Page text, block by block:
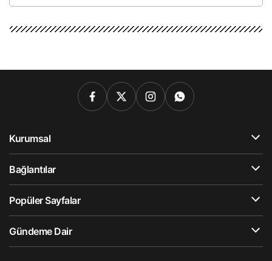
Kurumsal
Bağlantılar
Popüler Sayfalar
Gündeme Dair